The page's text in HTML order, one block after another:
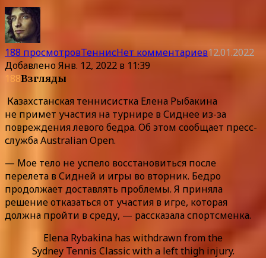
188 просмотровТеннисНет комментариев12.01.2022
ДобавленоЯнв. 12, 2022 в 11:39
188Взгляды
Казахстанская теннисистка Елена Рыбакина
не примет участия на турнире в Сиднее из-за
повреждения левого бедра. Об этом сообщает пресс-
служба Australian Open.
— Мое тело не успело восстановиться после
перелета в Сидней и игры во вторник. Бедро
продолжает доставлять проблемы. Я приняла
решение отказаться от участия в игре, которая
должна пройти в среду, — рассказала спортсменка.
Elena Rybakina has withdrawn from the
Sydney Tennis Classic with a left thigh injury.